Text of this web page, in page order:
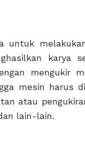
untuk
karya
mengukir
mesin harus
atau
lain-lain.